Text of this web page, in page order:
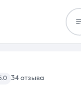
34 отзыва